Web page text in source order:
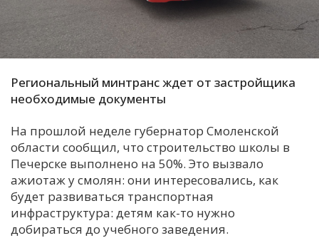
И
К
М
У
Х
Региональный минтранс ждет от застройщика
необходимые документы
На прошлой неделе губернатор Смоленской
области сообщил, что строительство школы в
Печерске выполнено на 50%. Это вызвало
ажиотаж у смолян: они интересовались, как
будет развиваться транспортная
инфраструктура: детям как-то нужно
добираться до учебного заведения.